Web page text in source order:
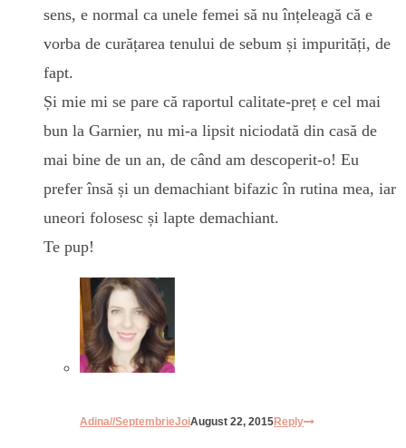
sens, e normal ca unele femei să nu înțeleagă că e
vorba de curățarea tenului de sebum și impurități, de
fapt.
Și mie mi se pare că raportul calitate-preț e cel mai
bun la Garnier, nu mi-a lipsit niciodată din casă de
mai bine de un an, de când am descoperit-o! Eu
prefer însă și un demachiant bifazic în rutina mea, iar
uneori folosesc și lapte demachiant.
Te pup!
Adina//SeptembrieJoiAugust 22, 2015Reply